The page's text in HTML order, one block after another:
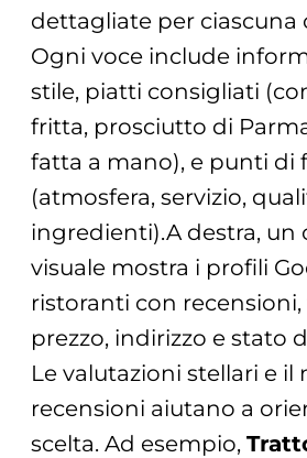
dettagliate per ciascuna
Ogni voce include
stile, piatti consigliati
fritta, prosciutto di
fatta a mano), e punti di
(atmosfera, servizio,
ingredienti).A destra, un
visuale mostra i profili
ristoranti con recensioni,
prezzo, indirizzo e stato
Le valutazioni stellari e il
recensioni aiutano a
scelta. Ad esempio,